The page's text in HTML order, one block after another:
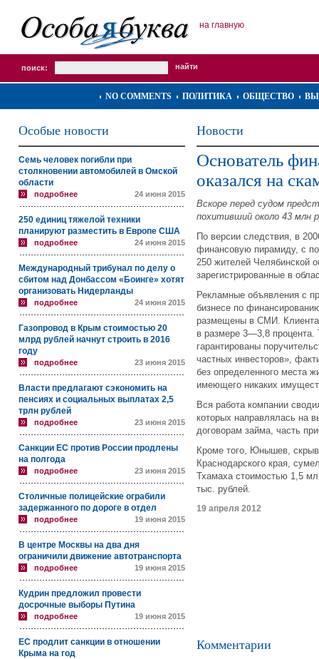
на главную
поиск:
NO COMMENTS ПОЛИТИКА ОБЩЕСТВО
Особые новости
Семь человек погибли при
столкновении автомобилей в Омской
области
подробнее 24 июня 2015
250 единиц тяжелой техники
планируют разместить в Европе США
подробнее 24 июня 2015
Международный трибунал по делу о
сбитом над Донбассом «Боинге» хотят
организовать Нидерланды
подробнее 24 июня 2015
Газопровод в Крым стоимостью 20
млрд рублей начнут строить в 2016
году
подробнее 23 июня 2015
Власти предлагают сэкономить на
пенсиях и социальных выплатах 2,5
трлн рублей
подробнее 23 июня 2015
Санкции ЕС против России продлены
на полгода
подробнее 23 июня 2015
Столичные полицейские ограбили
задержанного по дороге в отдел
подробнее 19 июня 2015
В центре Москвы на два дня
ограничили движение автотранспорта
подробнее 19 июня 2015
Кудрин предложил провести
досрочные выборы Путина
подробнее 19 июня 2015
ЕС продлит санкции в отношении
Крыма на год
Новости
Основатель
оказался на
Вскоре перед судом
похитивший около 43 млн
По версии следствия, в
финансовую пирамиду, с
250 жителей Челябинской
зарегистрированные в
Рекламные объявления с
бизнесе по
размещены в СМИ.
в размере 3—3,8 процента.
гарантированы
частных инвесторов»,
без определенного места
имеющего никаких
Вся работа компании
которых направлялась на
договорам займа, часть
Кроме того, Юнышев,
Краснодарского края,
Тхамаха стоимостью 1,5
тыс. рублей.
19 апреля 2012
Комментарии